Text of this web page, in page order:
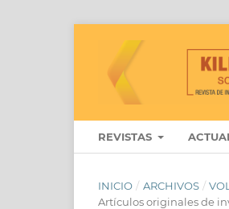
REVISTAS
INICIO / ARCHIVOS /
Artículos originales de